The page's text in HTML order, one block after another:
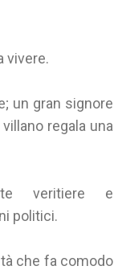
vivere.
un gran signore
regala una
veritiere e
politici.
che fa comodo